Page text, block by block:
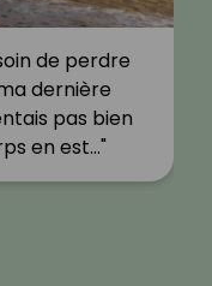
de perdre
dernière
pas bien
en est…"